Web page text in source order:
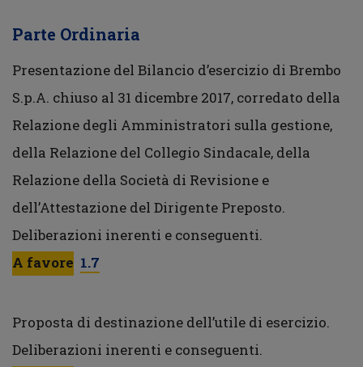
Parte Ordinaria
Presentazione del Bilancio d’esercizio di Brembo
S.p.A. chiuso al 31 dicembre 2017, corredato della
Relazione degli Amministratori sulla gestione,
della Relazione del Collegio Sindacale, della
Relazione della Società di Revisione e
dell’Attestazione del Dirigente Preposto.
Deliberazioni inerenti e conseguenti.
A favore 1.7
Proposta di destinazione dell’utile di esercizio.
Deliberazioni inerenti e conseguenti.